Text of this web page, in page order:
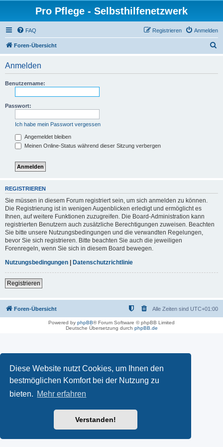
Diese Website nutzt Cookies, um Ihnen den
bestmöglichen Komfort bei der Nutzung zu
bieten. Mehr erfahren
Verstanden!
Pro Pflege - Selbsthilfenetzwerk
FAQ Anmelden
Registrieren
Foren-Übersicht
Anmelden
Benutzername:
Passwort:
Ich habe mein Passwort vergessen
Angemeldet bleiben
Meinen Online-Status während dieser Sitzung verbergen
REGISTRIEREN
Sie müssen in diesem Forum registriert sein, um sich anmelden zu können.
Die Registrierung ist in wenigen Augenblicken erledigt und ermöglicht es
Ihnen, auf weitere Funktionen zuzugreifen. Die Board-Administration kann
registrierten Benutzern auch zusätzliche Berechtigungen zuweisen. Beachten
Sie bitte unsere Nutzungsbedingungen und die verwandten Regelungen,
bevor Sie sich registrieren. Bitte beachten Sie auch die jeweiligen
Forenregeln, wenn Sie sich in diesem Board bewegen.
Nutzungsbedingungen | Datenschutzrichtlinie
Registrieren
Foren-Übersicht Alle Zeiten sind UTC+01:00
Powered by phpBB® Forum Software © phpBB Limited
Deutsche Übersetzung durch phpBB.de